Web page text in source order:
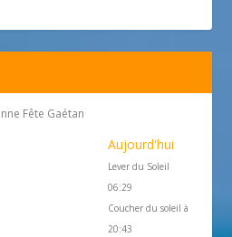
Fête Gaétan
Aujourd'hui
Lever du Soleil
06:29
Coucher du soleil à
20:43